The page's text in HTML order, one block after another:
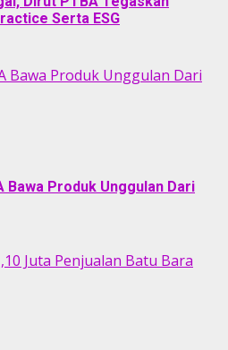
Serta ESG
Bawa Produk Unggulan Dari
Bawa Produk Unggulan Dari
Juta Penjualan Batu Bara